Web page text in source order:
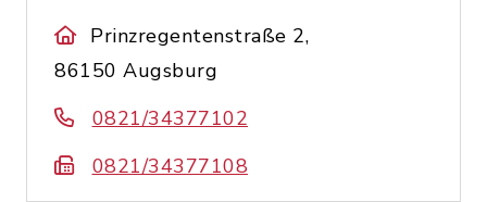
Prinzregentenstraße 2,
86150 Augsburg
0821/34377102
0821/34377108